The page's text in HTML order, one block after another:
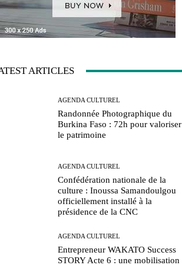
ARTICLES
AGENDA CULTUREL
Randonnée Photographique du
Burkina Faso : 72h pour valoriser
le patrimoine
AGENDA CULTUREL
Confédération nationale de la
culture : Inoussa Samandoulgou
officiellement installé à la
présidence de la CNC
AGENDA CULTUREL
Entrepreneur WAKATO Success
STORY Acte 6 : une mobilisation